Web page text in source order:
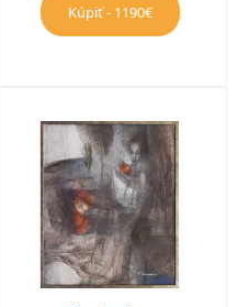
Kúpiť - 1190€